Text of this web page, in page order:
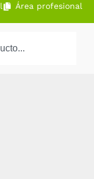
Área profesional